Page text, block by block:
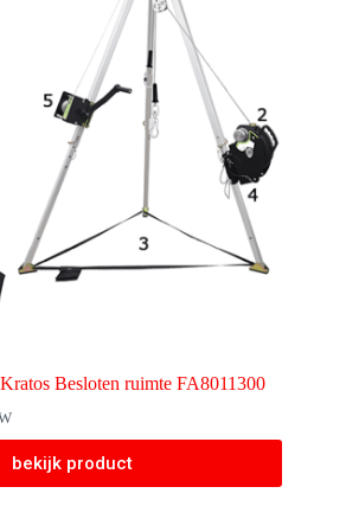
Besloten ruimte FA8011300
bekijk product